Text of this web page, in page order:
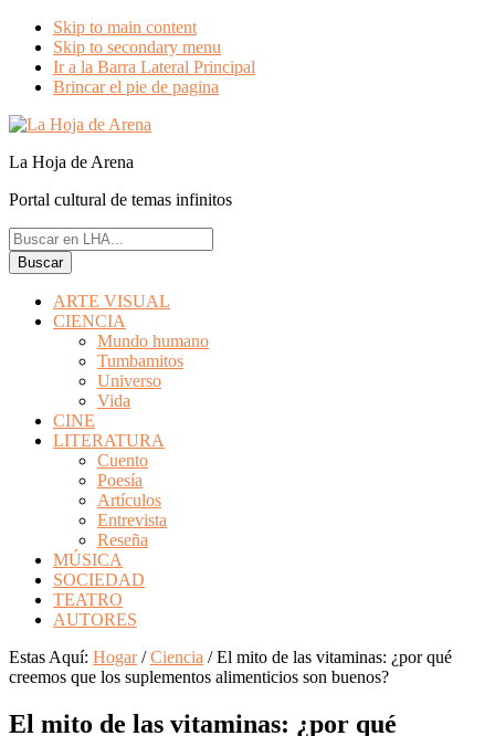
Skip to main content
Skip to secondary menu
Ir a la Barra Lateral Principal
Brincar el pie de pagina
La Hoja de Arena
Portal cultural de temas infinitos
Buscar
en
LHA...
ARTE VISUAL
CIENCIA
Mundo humano
Tumbamitos
Universo
Vida
CINE
LITERATURA
Cuento
Poesía
Artículos
Entrevista
Reseña
MÚSICA
SOCIEDAD
TEATRO
AUTORES
Estas Aquí: Hogar / Ciencia /El mito de las vitaminas: ¿por qué
creemos que los suplementos alimenticios son buenos?
El mito de las vitaminas: ¿por qué